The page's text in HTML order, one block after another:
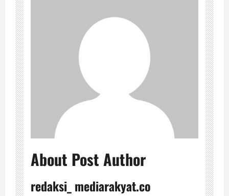
About Post Author
redaksi_ mediarakyat.co